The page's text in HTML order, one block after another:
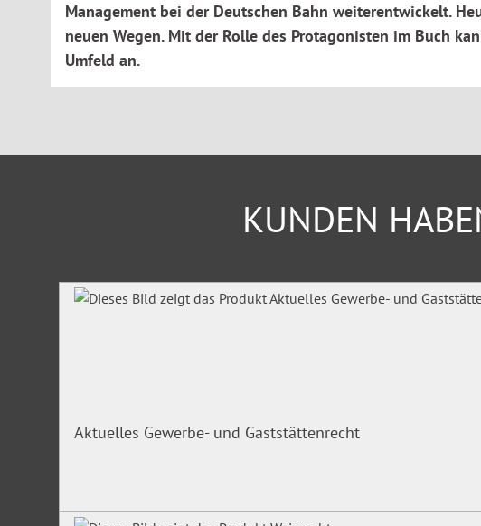
finden.
Es ist die Kombination aus beschriebenen Methoden und einer
Management bei der Deutschen Bahn weiterentwickelt.
neuen Wegen. Mit der Rolle des Protagonisten im Buch
Umfeld an.
KUNDEN
Produktgalerie überspringen
Aktuelles Gewerbe- und Gaststättenrecht